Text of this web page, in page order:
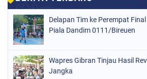
Delapan Tim ke Perempat
Piala Dandim 0111/Bireuen
Wapres Gibran Tinjau Hasil
Jangka